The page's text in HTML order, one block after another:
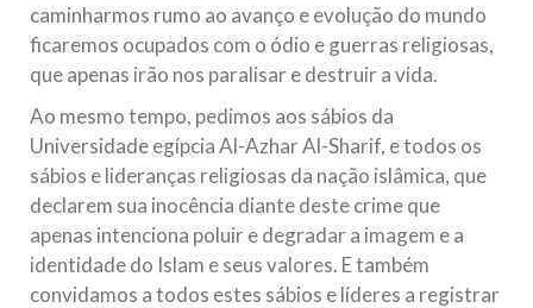
caminharmos rumo ao avanço e evolução do mundo
ficaremos ocupados com o ódio e guerras religiosas,
que apenas irão nos paralisar e destruir a vida.
Ao mesmo tempo, pedimos aos sábios da
Universidade egípcia Al-Azhar Al-Sharif, e todos os
sábios e lideranças religiosas da nação islâmica, que
declarem sua inocência diante deste crime que
apenas intenciona poluir e degradar a imagem e a
identidade do Islam e seus valores. E também
convidamos a todos estes sábios e líderes a registrar